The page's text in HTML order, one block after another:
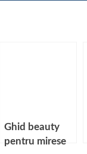
Ghid beauty
pentru mirese